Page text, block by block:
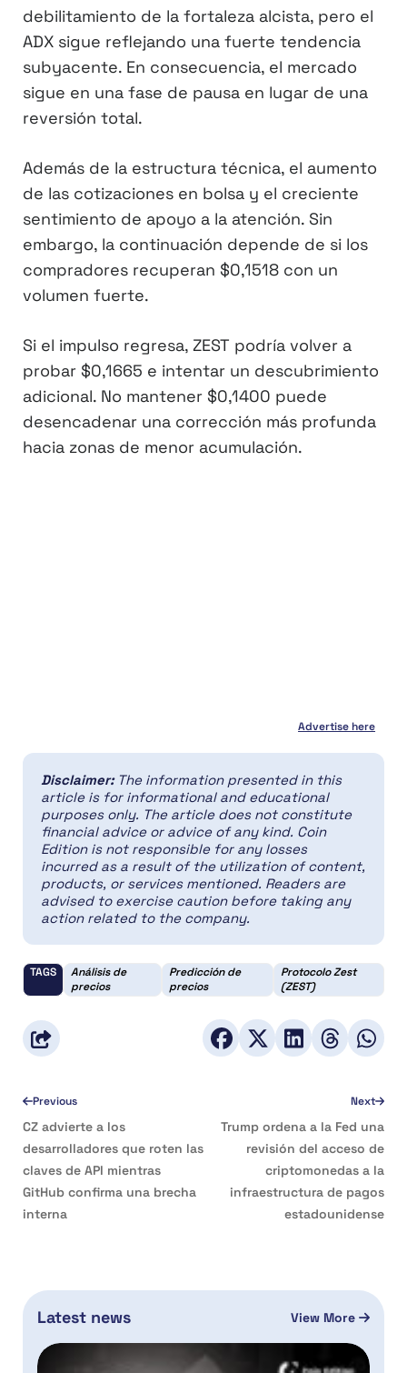
debilitamiento de la fortaleza alcista, pero el
ADX sigue reflejando una fuerte tendencia
subyacente. En consecuencia, el mercado
sigue en una fase de pausa en lugar de una
reversión total.
Además de la estructura técnica, el aumento
de las cotizaciones en bolsa y el creciente
sentimiento de apoyo a la atención. Sin
embargo, la continuación depende de si los
compradores recuperan $0,1518 con un
volumen fuerte.
Si el impulso regresa, ZEST podría volver a
probar $0,1665 e intentar un descubrimiento
adicional. No mantener $0,1400 puede
desencadenar una corrección más profunda
hacia zonas de menor acumulación.
Advertise here
Disclaimer: The information presented in this
article is for informational and educational
purposes only. The article does not constitute
financial advice or advice of any kind. Coin
Edition is not responsible for any losses
incurred as a result of the utilization of content,
products, or services mentioned. Readers are
advised to exercise caution before taking any
action related to the company.
TAGS
Análisis de
precios
Predicción de
precios
Protocolo Zest
(ZEST)
Previous
CZ advierte a los
desarrolladores que roten las
claves de API mientras
GitHub confirma una brecha
interna
Next
Trump ordena a la Fed una
revisión del acceso de
criptomonedas a la
infraestructura de pagos
estadounidense
Latest news View More